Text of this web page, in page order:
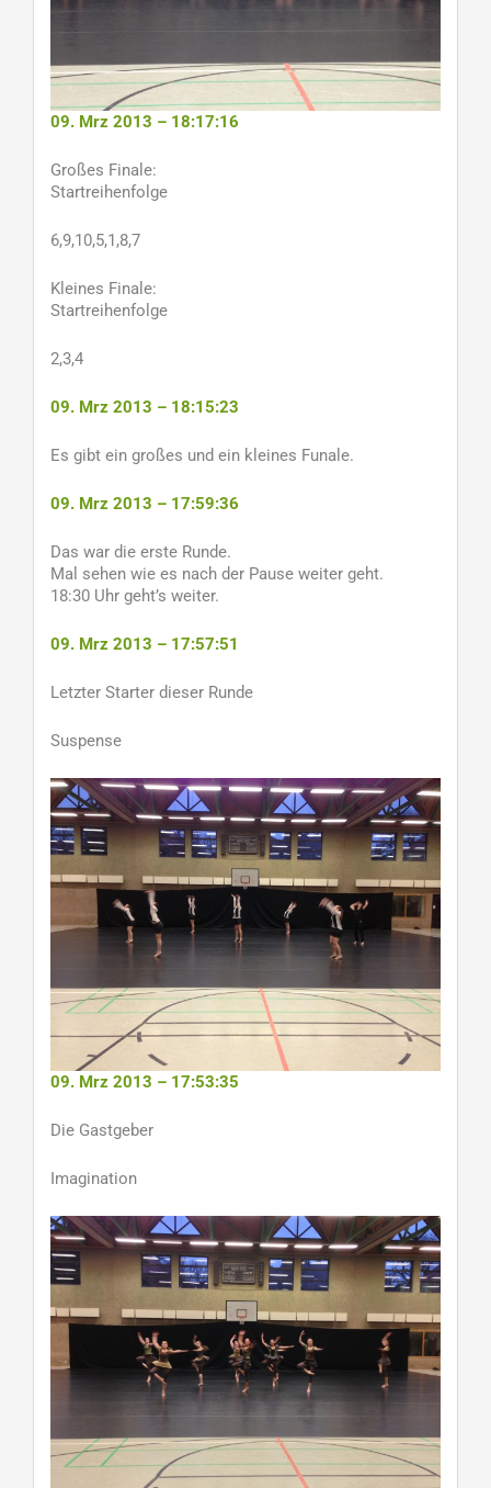
09. Mrz 2013 – 18:17:16
Großes Finale:
Startreihenfolge
6,9,10,5,1,8,7
Kleines Finale:
Startreihenfolge
2,3,4
09. Mrz 2013 – 18:15:23
Es gibt ein großes und ein kleines Funale.
09. Mrz 2013 – 17:59:36
Das war die erste Runde.
Mal sehen wie es nach der Pause weiter geht.
18:30 Uhr geht’s weiter.
09. Mrz 2013 – 17:57:51
Letzter Starter dieser Runde
Suspense
09. Mrz 2013 – 17:53:35
Die Gastgeber
Imagination